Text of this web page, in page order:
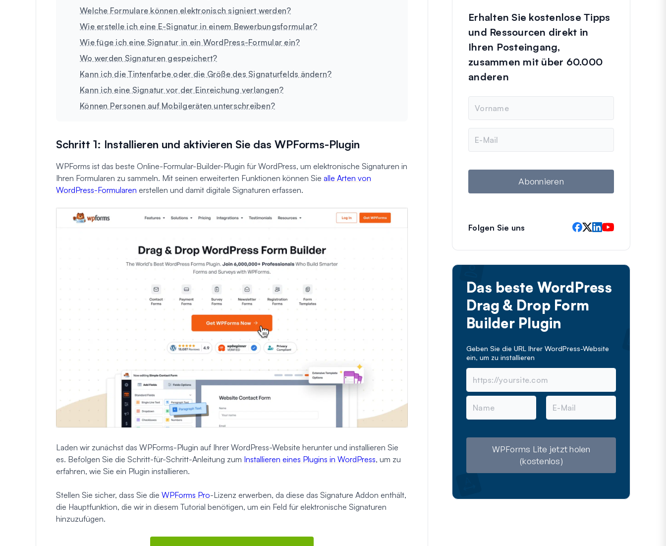
Welche Formulare können elektronisch signiert werden?
Wie erstelle ich eine E-Signatur in einem Bewerbungsformular?
Wie füge ich eine Signatur in ein WordPress-Formular ein?
Wo werden Signaturen gespeichert?
Kann ich die Tintenfarbe oder die Größe des Signaturfelds ändern?
Kann ich eine Signatur vor der Einreichung verlangen?
Können Personen auf Mobilgeräten unterschreiben?
Schritt 1: Installieren und aktivieren Sie das WPForms-Plugin
WPForms ist das beste Online-Formular-Builder-Plugin für WordPress, um elektronische Signaturen in
Ihren Formularen zu sammeln. Mit seinen erweiterten Funktionen können Sie alle Arten von
WordPress-Formularen erstellen und damit digitale Signaturen erfassen.
Laden wir zunächst das WPForms-Plugin auf Ihrer WordPress-Website herunter und installieren Sie
es. Befolgen Sie die Schritt-für-Schritt-Anleitung zum Installieren eines Plugins in WordPress, um zu
erfahren, wie Sie ein Plugin installieren.
Stellen Sie sicher, dass Sie die WPForms Pro-Lizenz erwerben, da diese das Signature Addon enthält,
die Hauptfunktion, die wir in diesem Tutorial benötigen, um ein Feld für elektronische Signaturen
hinzuzufügen.
Erhalten Sie kostenlose Tipps
und Ressourcen direkt in
Ihren Posteingang,
zusammen mit über 60.000
anderen
m
e
M
i
Abonnieren
Folgen Sie uns
Das beste WordPress
Drag & Drop Form
Builder Plugin
Geben Sie die URL Ihrer WordPress-Website
ein, um zu installieren
N
m
E
M
WPForms Lite jetzt holen
(kostenlos)